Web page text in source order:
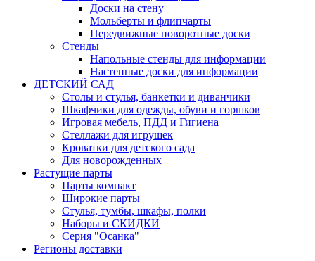
Доски на стену
Мольберты и флипчарты
Передвижные поворотные доски
Стенды
Напольные стенды для информации
Настенные доски для информации
ДЕТСКИЙ САД
Столы и стулья, банкетки и диванчики
Шкафчики для одежды, обуви и горшков
Игровая мебель, ПДД и Гигиена
Стеллажи для игрушек
Кроватки для детского сада
Для новорожденных
Растущие парты
Парты компакт
Широкие парты
Стулья, тумбы, шкафы, полки
Наборы и СКИДКИ
Серия "Осанка"
Регионы доставки